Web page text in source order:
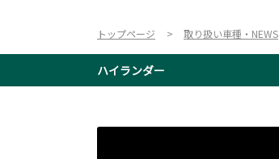
トップページ 取り扱い車種・NEWS
ハイランダー